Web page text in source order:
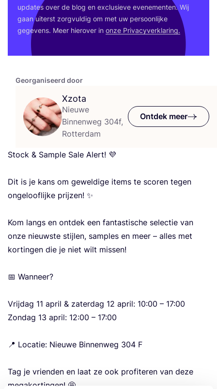
Georganiseerd door
Xzota
Nieuwe
Binnenweg 304f,
Rotterdam
Ontdek meer
Stock & Sam­ple Sale Alert! 💜
Dit is je kans om gewel­di­ge items te sco­ren tegen
onge­loof­lij­ke prij­zen! ✨
Kom langs en ont­dek een fan­tas­ti­sche selec­tie van
onze nieuw­ste stij­len, sam­ples en meer – alles met
kor­tin­gen die je niet wilt mis­sen!
📅 Wan­neer?
Vrij­dag 11 april & zater­dag 12 april: 10:00 – 17:00
Zon­dag 13 april: 12:00 – 17:00
📍 Loca­tie: Nieu­we Bin­nen­weg 304 F
Tag je vrien­den en laat ze ook pro­fi­te­ren van deze
mega­kor­tin­gen! 🤩
upda­tes over de blog en exclu­sie­ve eve­ne­men­ten. Wij
gaan uiterst zorg­vul­dig om met uw per­soon­lij­ke
gege­vens. Meer hier­over in onze Pri­va­cy­ver­kla­ring.